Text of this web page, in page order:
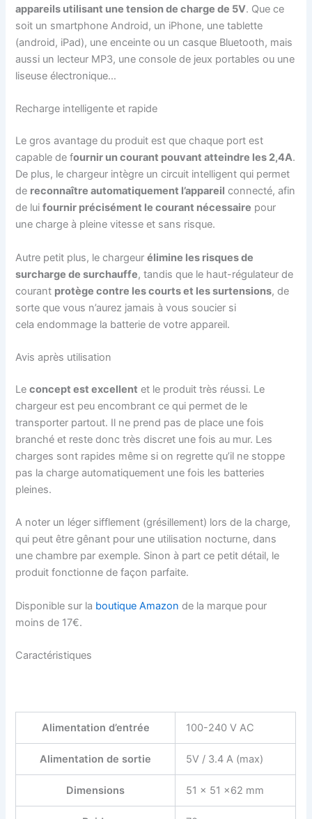
appareils utilisant une tension de charge de 5V. Que ce
soit un smartphone Android, un iPhone, une tablette
(android, iPad), une enceinte ou un casque Bluetooth, mais
aussi un lecteur MP3, une console de jeux portables ou une
liseuse électronique…
Recharge intelligente et rapide
Le gros avantage du produit est que chaque port est
capable de fournir un courant pouvant atteindre les 2,4A.
De plus, le chargeur intègre un circuit intelligent qui permet
de reconnaître automatiquement l’appareil connecté, afin
de luifournir précisément le courant nécessaire pour
une charge à pleine vitesse et sans risque.
Autre petit plus, le chargeurélimine les risques de
surcharge de surchauffe, tandis que le haut-régulateur de
courant protège contre les courts et les surtensions, de
sorte que vous n’aurez jamais à vous soucier si
cela endommage la batterie de votre appareil.
Avis après utilisation
Leconcept est excellent et le produit très réussi. Le
chargeur est peu encombrant ce qui permet de le
transporter partout. Il ne prend pas de place une fois
branché et reste donc très discret une fois au mur. Les
charges sont rapides même si on regrette qu’il ne stoppe
pas la charge automatiquement une fois les batteries
pleines.
A noter un léger sifflement (grésillement) lors de la charge,
qui peut être gênant pour une utilisation nocturne, dans
une chambre par exemple. Sinon à part ce petit détail, le
produit fonctionne de façon parfaite.
Disponible sur la boutique Amazon de la marque pour
moins de 17€.
Caractéristiques
Alimentation d’entrée 100-240 V AC
Alimentation de sortie 5V / 3.4 A (max)
Dimensions 51 x 51 x62 mm